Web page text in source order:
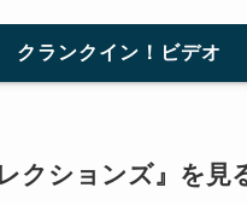
クランクイン！ビデオ
クションズ』 を見